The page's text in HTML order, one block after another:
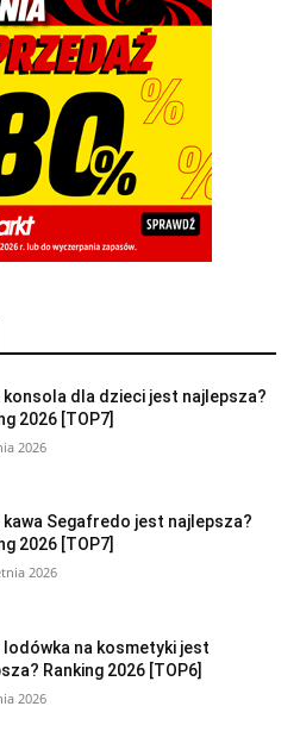
dla dzieci jest najlepsza?
2026 [TOP7]
2026
kawa Segafredo jest najlepsza?
2026 [TOP7]
2026
lodówka na kosmetyki jest
Ranking 2026 [TOP6]
2026